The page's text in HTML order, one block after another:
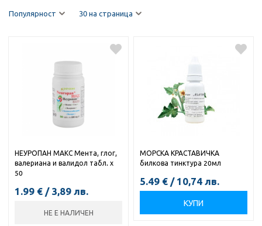
Популярност 30 на страница
НЕУРОПАН МАКС Мента, глог,
валериана и валидол табл. х
50
1.99 € / 3,89 лв.
НЕ Е НАЛИЧЕН
МОРСКА КРАСТАВИЧКА
билкова тинктура 20мл
5.49 € / 10,74 лв.
КУПИ